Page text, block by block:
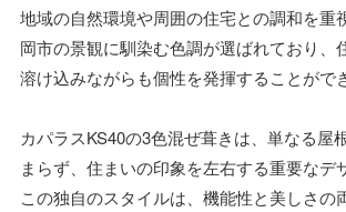
地域の自然環境や周囲の住宅との調和を重
岡市の景観に馴染む色調が選ばれており、
溶け込みながらも個性を発揮することがで
カパラスKS40の3色混ぜ葺きは、単なる屋
まらず、住まいの印象を左右する重要なデ
この独自のスタイルは、機能性と美しさの